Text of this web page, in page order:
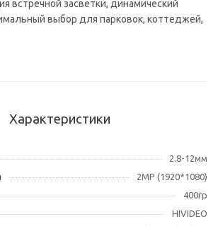
встречной засветки, динамический
выбор для парковок, коттеджей,
Характеристики
2.8-12мм
2МР (1920*1080)
400гр
HIVIDEO